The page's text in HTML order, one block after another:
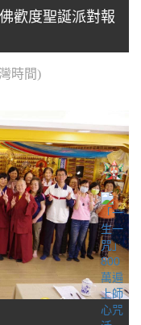
歡度聖誕派對報
時間)